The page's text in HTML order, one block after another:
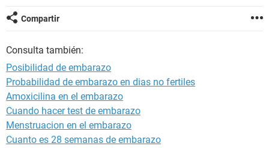
Compartir
Consulta también:
Posibilidad de embarazo
Probabilidad de embarazo en dias no fertiles
Amoxicilina en el embarazo
Cuando hacer test de embarazo
Menstruacion en el embarazo
Cuanto es 28 semanas de embarazo